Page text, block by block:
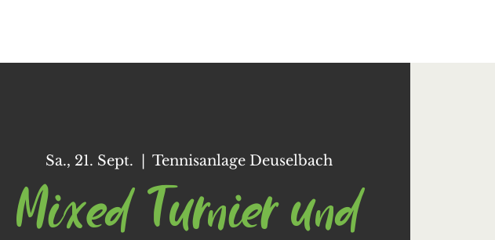
Sa., 21. Sept. Tennisanlage Deuselbach
Mixed Turnier und